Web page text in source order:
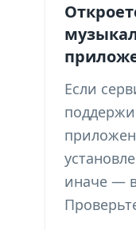
Если
иначе —